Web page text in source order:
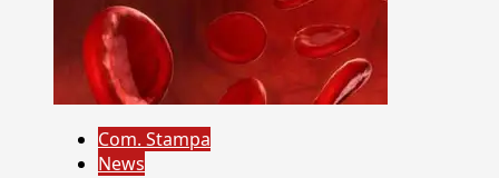
Com. Stampa
News